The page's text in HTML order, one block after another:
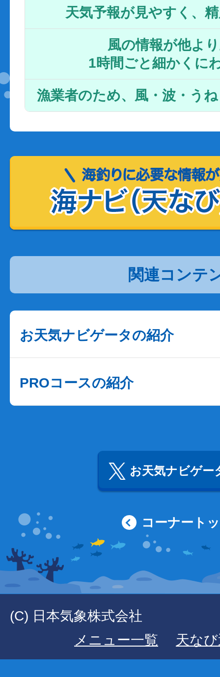
天気予報が見やすく、
風の情報が他よ
1時間ごと細かくに
漁業者のため、風・波・う
関連コンテ
お天気ナビゲータの紹介
PROコースの紹介
お天気ナビゲー
コーナート
(C) 日本気象株式会社
メニュー一覧
天な